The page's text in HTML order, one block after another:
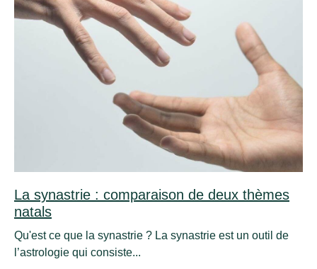
La synastrie : comparaison de deux thèmes
natals
Qu'est ce que la synastrie ? La synastrie est un outil de
l’astrologie qui consiste...